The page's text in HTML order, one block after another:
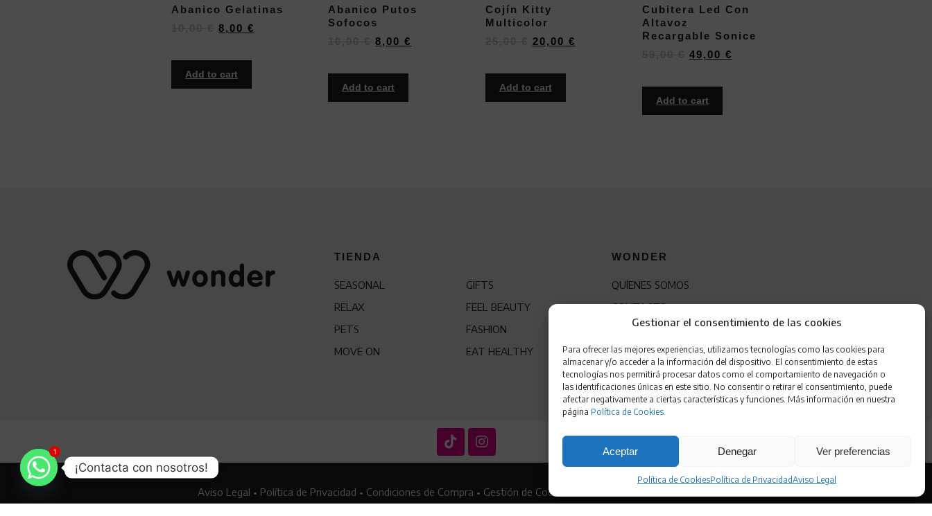
Gestionar el consentimiento de las cookies
Para ofrecer las mejores experiencias, utilizamos tecnologías como las cookies para
almacenar y/o acceder a la información del dispositivo. El consentimiento de estas
tecnologías nos permitirá procesar datos como el comportamiento de navegación o
las identificaciones únicas en este sitio. No consentir o retirar el consentimiento, puede
afectar negativamente a ciertas características y funciones. Más información en nuestra
página Política de Cookies.
Aceptar Denegar Ver preferencias
Política de CookiesPolítica de PrivacidadAviso Legal
Abanico Gelatinas
8,00 €
Add to cart
Abanico Putos
Sofocos
8,00€
Add to cart
Cojín Kitty
Multicolor
20,00 €
Add to cart
Cubitera Led Con
Altavoz
Recargable Sonice
49,00 €
Add to cart
TIENDA
SEASONAL
RELAX
PETS
MOVE ON
GIFTS
FEEL BEAUTY
FASHION
EAT HEALTHY
WONDER
QUÍENES SOMOS
CONTACTO
FRANQUICIA
Aviso Legal • Política de Privacidad • Condiciones de Compra • Gestión de Cookies
1
¡Contacta con nosotros!